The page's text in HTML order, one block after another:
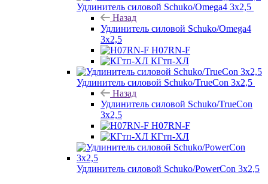
Удлинитель силовой Schuko/Omega4 3х2,5
Назад
Удлинитель силовой Schuko/Omega4
3х2,5
H07RN-F
КГтп-ХЛ
Удлинитель силовой Schuko/TrueCon 3х2,5
Назад
Удлинитель силовой Schuko/TrueCon
3х2,5
H07RN-F
КГтп-ХЛ
Удлинитель силовой Schuko/PowerCon 3х2,5